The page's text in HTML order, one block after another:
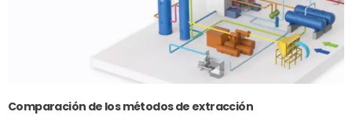
Comparación de los métodos de extracción